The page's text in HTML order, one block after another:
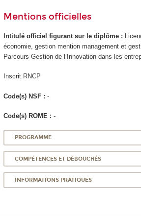
Mentions officielles
Intitulé officiel figurant sur le diplôme :
économie, gestion mention management et
Parcours Gestion de l’Innovation dans les
Inscrit RNCP
Code(s) NSF : -
Code(s) ROME : -
PROGRAMME
COMPÉTENCES ET DÉBOUCHÉS
INFORMATIONS PRATIQUES